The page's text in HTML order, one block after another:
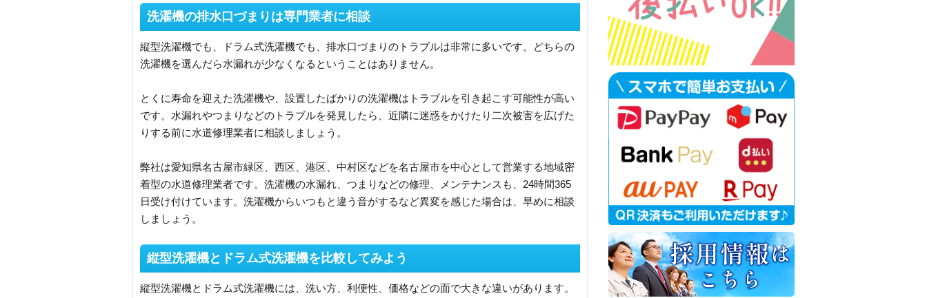
洗濯機の排水口づまりは専門業者に相談
縦型洗濯機でも、ドラム式洗濯機でも、排水口づまりのトラブルは非常に多いです。どちらの
洗濯機を選んだら水漏れが少なくなるということはありません。
とくに寿命を迎えた洗濯機や、設置したばかりの洗濯機はトラブルを引き起こす可能性が高い
です。水漏れやつまりなどのトラブルを発見したら、近隣に迷惑をかけたり二次被害を広げた
りする前に水道修理業者に相談しましょう。
弊社は愛知県名古屋市緑区、西区、港区、中村区などを名古屋市を中心として営業する地域密
着型の水道修理業者です。洗濯機の水漏れ、つまりなどの修理、メンテナンスも、24時間365
日受け付けています。洗濯機からいつもと違う音がするなど異変を感じた場合は、早めに相談
しましょう。
縦型洗濯機とドラム式洗濯機を比較してみよう
縦型洗濯機とドラム式洗濯機には、洗い方、利便性、価格などの面で大きな違いがあります。